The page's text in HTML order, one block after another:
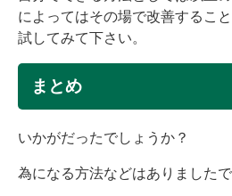
によってはその場で改善するこ
試してみて下さい。
まとめ
いかがだったでしょうか？
為になる方法などはありました